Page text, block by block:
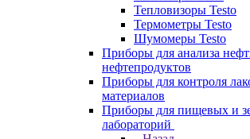
Тепловизоры Testo
Термометры Testo
Шумомеры Testo
Приборы для анализа
нефтепродуктов
Приборы для контроля
материалов
Приборы для пищевых и
лабораторий